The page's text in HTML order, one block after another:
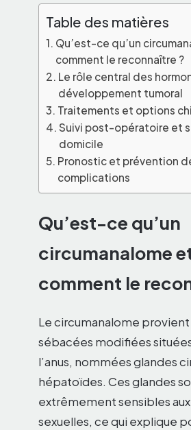
Table des matières
Qu’est-ce qu’un
comment le reconnaître ?
Le rôle central des
développement tumoral
Traitements et options
Suivi post-opératoire et
domicile
Pronostic et prévention
complications
Qu’est-ce qu’un
circumanalome
comment le
Le circumanalome
sébacées modifiées
l’anus, nommées glandes
hépatoïdes. Ces glandes
extrêmement sensibles
sexuelles, ce qui explique